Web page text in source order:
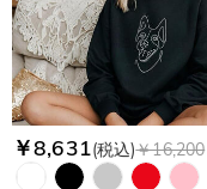
￥8,631(税込)￥16,200